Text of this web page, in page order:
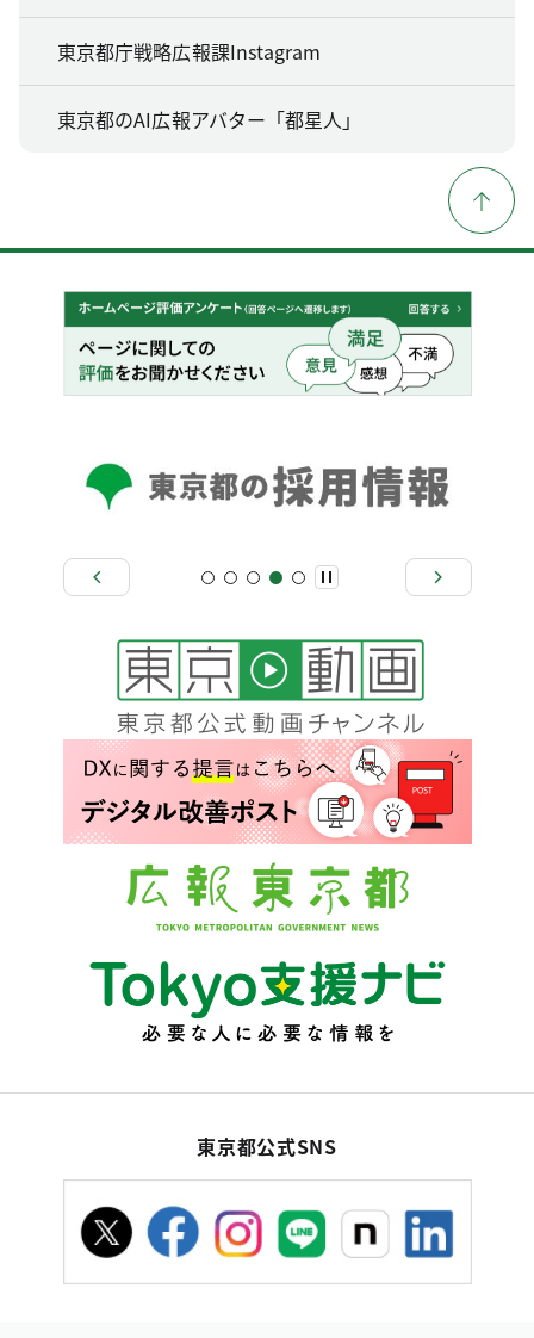
東京都庁戦略広報課Instagram
東京都のAI広報アバター「都星人」
東京都公式SNS